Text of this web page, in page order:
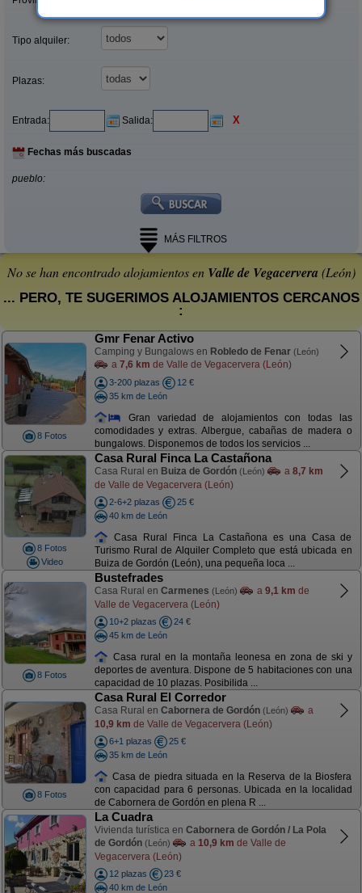
Tipo alquiler:
Plazas:
Entrada: Salida: X
Fechas más buscadas
pueblo:
MÁS FILTROS
No se han encontrado alojamientos en Valle de Vegacervera (León)
... PERO, TE SUGERIMOS ALOJAMIENTOS CERCANOS
:
8 Fotos
Gmr Fenar Activo
Camping y Bungalows en Robledo de Fenar (León)
a 7,6 km de Valle de Vegacervera (León)
3-200 plazas
12 €
35 km de León
Gran variedad de alojamientos con todas las
comodidades y extras. Albergue, cabañas de madera o
bungalows. Disponemos de todos los servicios ...
8 Fotos
Video
Casa Rural Finca La Castañona
Casa Rural en Buiza de Gordón (León) a 8,7 km
de Valle de Vegacervera (León)
2-6+2 plazas
25 €
40 km de León
Casa Rural Finca La Castañona es una Casa de
Turismo Rural de Alquiler Completo que está ubicada en
Buiza de Gordón (León), una pequeña loca ...
8 Fotos
Bustefrades
Casa Rural en Carmenes (León) a 9,1 km de
Valle de Vegacervera (León)
10+2 plazas
24 €
45 km de León
Casa rural en la montaña leonesa en zona de ski y
deportes de aventura. Dispone de 5 habitaciones con una
capacidad de 10 plazas. Posibilida ...
8 Fotos
Casa Rural El Corredor
Casa Rural en Cabornera de Gordón (León)
a
10,9 km de Valle de Vegacervera (León)
6+1 plazas
25 €
35 km de León
Casa de piedra situada en la Reserva de la Biosfera
con capacidad para 6 personas. Ubicada en la localidad
de Cabornera de Gordón en plena R ...
La Cuadra
Vivienda turística en Cabornera de Gordón / La Pola
de Gordón (León) a 10,9 km de Valle de
Vegacervera (León)
12 plazas
23 €
40 km de León